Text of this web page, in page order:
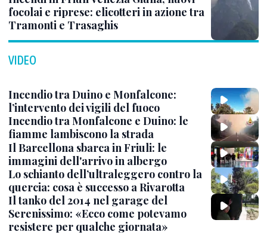
focolai e riprese: elicotteri in azione tra
Tramonti e Trasaghis
VIDEO
Incendio tra Duino e Monfalcone:
l’intervento dei vigili del fuoco
Incendio tra Monfalcone e Duino: le
fiamme lambiscono la strada
Il Barcellona sbarca in Friuli: le
immagini dell'arrivo in albergo
Lo schianto dell’ultraleggero contro la
quercia: cosa è successo a Rivarotta
Il tanko del 2014 nel garage del
Serenissimo: «Ecco come potevamo
resistere per qualche giornata»